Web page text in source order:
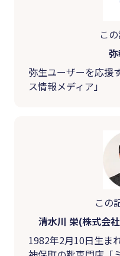
こ
弥生ユーザーを応援
ス情報メディア」
この
清水川 栄(株式会
1982年2月10日生ま